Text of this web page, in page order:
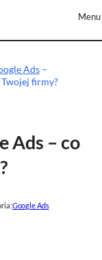
Menu
Ads –
Twojej firmy?
Ads – co
Google Ads